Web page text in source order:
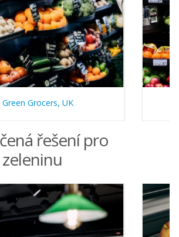
Grocers, UK
řešení pro